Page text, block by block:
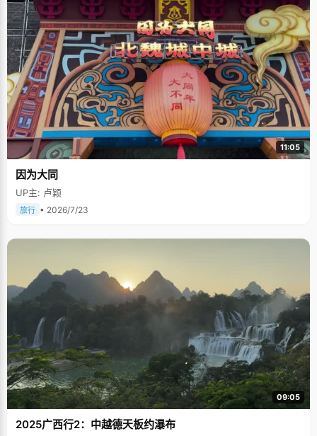
11:05
因为大同
UP主: 卢颖
旅行 • 2026/7/23
09:05
2025广西行2：中越德天板约瀑布